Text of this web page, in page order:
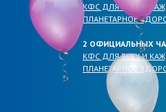
КФС ДЛЯ ВСЕХ И
ПЛАНЕТАРНОЕ
2 ОФИЦИАЛЬНЫХ
КФС ДЛЯ ВСЕХ И
ПЛАНЕТАРНОЕ